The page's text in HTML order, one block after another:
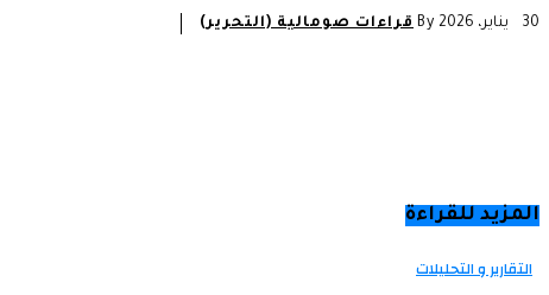
30 يناير، 2026 By قراءات صومالية (التحرير)
المزيد للقراءة
التقارير و التحليلات